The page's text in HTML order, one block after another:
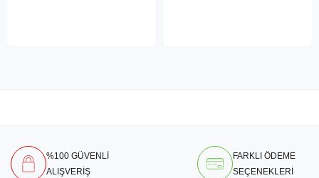
%100 GÜVENLİ
ALIŞVERİŞ
FARKLI ÖDEME
SEÇENEKLERİ